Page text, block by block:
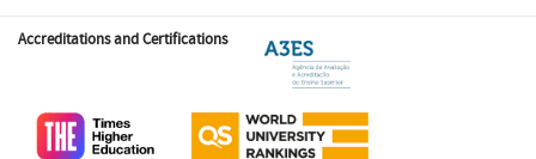
Accreditations and Certifications